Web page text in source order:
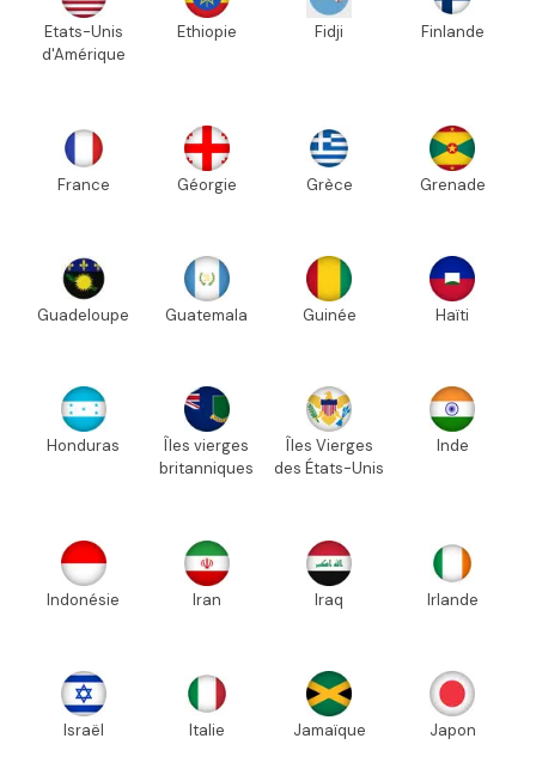
Etats-Unis
d'Amérique
Ethiopie Fidji Finlande
France Géorgie Grèce Grenade
Guadeloupe Guatemala Guinée Haïti
Honduras
Îles vierges
britanniques
Îles Vierges
des États-Unis
Inde
Indonésie Iran Iraq Irlande
Israël Italie Jamaïque Japon